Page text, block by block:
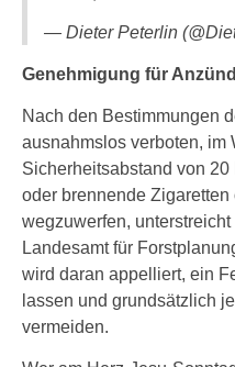
— Dieter Peterlin
Genehmigung für
Nach den Bestimmungen
ausnahmslos verboten, im
Sicherheitsabstand von
oder brennende
wegzuwerfen,
Landesamt für
wird daran appelliert, ein
lassen und grundsätzlich
vermeiden.